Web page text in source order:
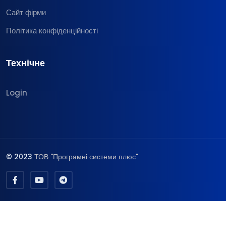
Сайт фірми
Політика конфіденційності
Технічне
Login
© 2023 ТОВ "Програмні системи плюс"